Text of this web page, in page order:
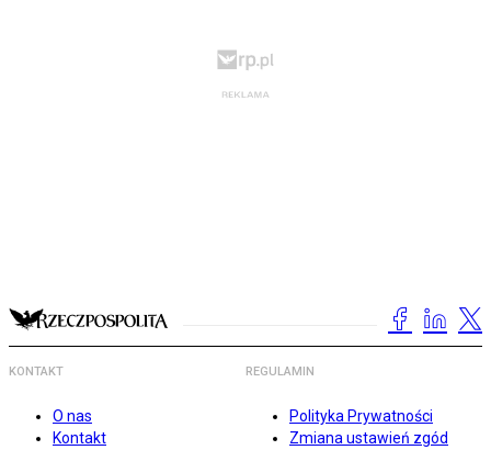
KONTAKT
O nas
Kontakt
REGULAMIN
Polityka Prywatności
Zmiana ustawień zgód